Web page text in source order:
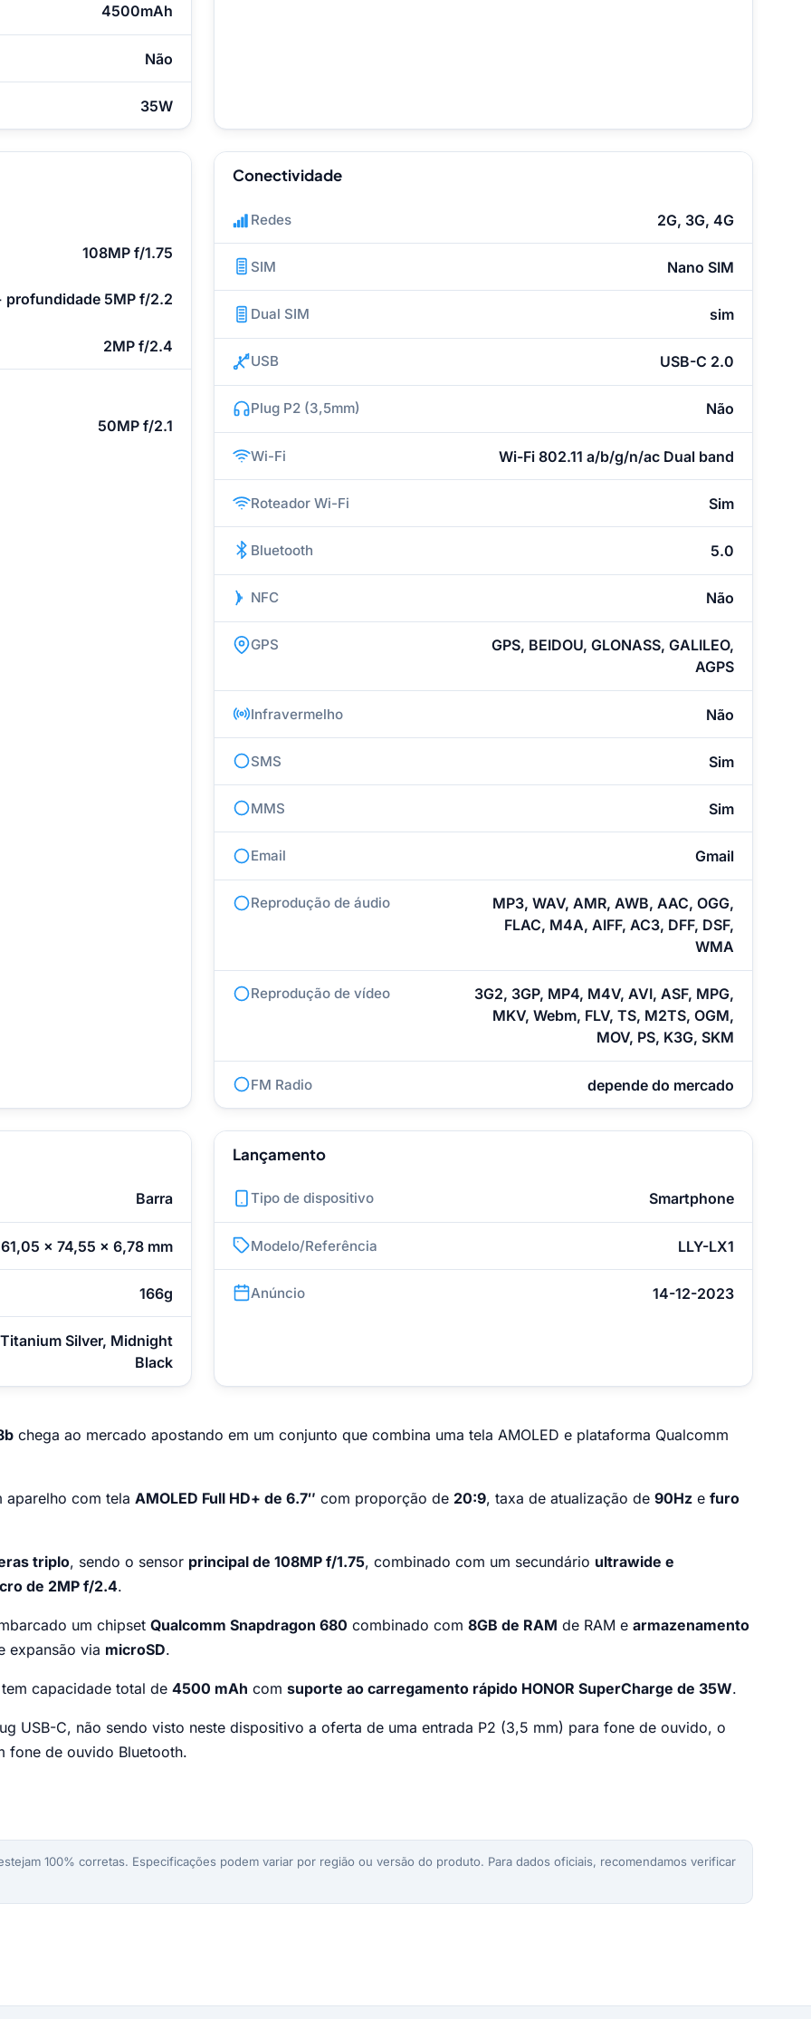
4500mAh
Não
35W
108MP f/1.75
profundidade 5MP f/2.2
2MP f/2.4
50MP f/2.1
Conectividade
Redes 2G, 3G, 4G
SIM Nano SIM
Dual SIM sim
USB USB-C 2.0
Plug P2 (3,5mm) Não
Wi-Fi Wi-Fi 802.11 a/b/g/n/ac Dual band
Roteador Wi-Fi Sim
Bluetooth 5.0
NFC Não
GPS
GPS, BEIDOU, GLONASS, GALILEO,
AGPS
Infravermelho Não
SMS Sim
MMS Sim
Email Gmail
Reprodução de áudio
MP3, WAV, AMR, AWB, AAC, OGG,
FLAC, M4A, AIFF, AC3, DFF, DSF,
WMA
Reprodução de vídeo
3G2, 3GP, MP4, M4V, AVI, ASF, MPG,
MKV, Webm, FLV, TS, M2TS, OGM,
MOV, PS, K3G, SKM
FM Radio depende do mercado
Barra
x 74,55 x 6,78 mm
166g
Silver, Midnight
Black
Lançamento
Tipo de dispositivo Smartphone
Modelo/Referência LLY-LX1
Anúncio 14-12-2023
chega ao mercado apostando em um conjunto que combina uma tela AMOLED e plataforma Qualcomm
aparelho com tela AMOLED Full HD+ de 6.7″ com proporção de 20:9, taxa de atualização de 90Hz e furo
triplo, sendo o sensor principal de 108MP f/1.75, combinado com um secundário ultrawide e
de 2MP f/2.4.
um chipset Qualcomm Snapdragon 680 combinado com 8GB de RAM de RAM e armazenamento
expansão via microSD.
capacidade total de 4500 mAh com suporte ao carregamento rápido HONOR SuperCharge de 35W.
USB-C, não sendo visto neste dispositivo a oferta de uma entrada P2 (3,5 mm) para fone de ouvido, o
fone de ouvido Bluetooth.
100% corretas. Especificações podem variar por região ou versão do produto. Para dados oficiais, recomendamos verificar